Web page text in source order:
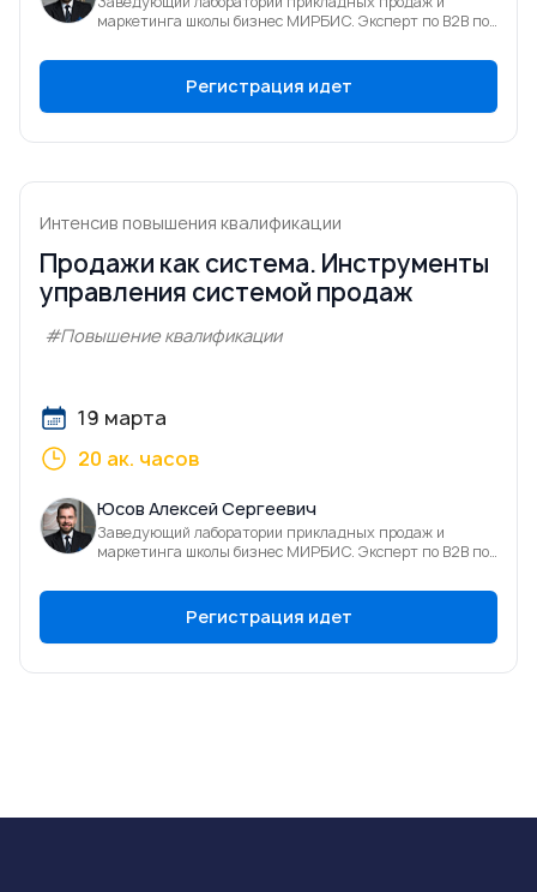
маркетинга школы бизнес МИРБИС. Эксперт по В2В по
Регистрация идет
Интенсив повышения квалификации
Продажи как система. Инструменты
управления системой продаж
#Повышение квалификации
19 марта
20 ак. часов
Юсов Алексей Сергеевич
Заведующий лаборатории прикладных продаж и
маркетинга школы бизнес МИРБИС. Эксперт по В2В по
Регистрация идет